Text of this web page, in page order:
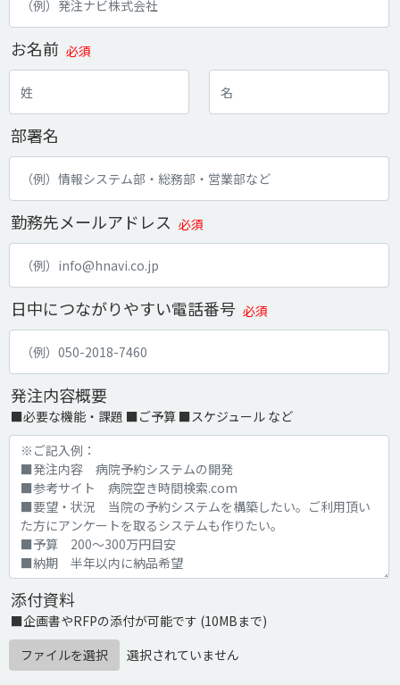
お名前 必須
部署名
勤務先メールアドレス 必須
日中につながりやすい電話番号 必須
発注内容概要
■必要な機能・課題 ■ご予算 ■スケジュール など
添付資料
■企画書やRFPの添付が可能です (10MBまで)
ファイルを選択
選択されていません